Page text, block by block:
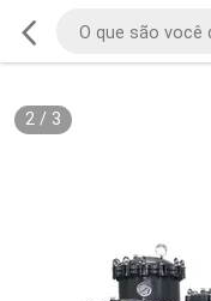
2/ 3